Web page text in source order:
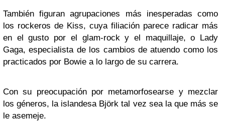
También figuran agrupaciones más inesperadas como
los rockeros de Kiss, cuya filiación parece radicar más
en el gusto por el glam-rock y el maquillaje, o Lady
Gaga, especialista de los cambios de atuendo como los
practicados por Bowie a lo largo de su carrera.
Con su preocupación por metamorfosearse y mezclar
los géneros, la islandesa Björk tal vez sea la que más se
le asemeje.